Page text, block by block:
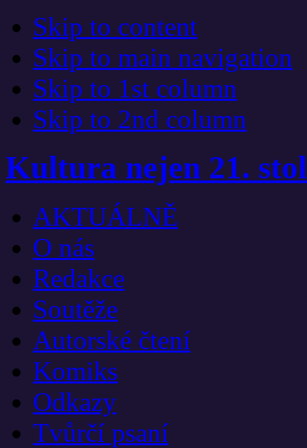
Skip to content
Skip to main navigation
Skip to 1st column
Skip to 2nd column
Kultura nejen 21.
AKTUÁLNĚ
O nás
Redakce
Soutěže
Autorské čtení
Komiks
Odkazy
Tvůrčí psaní